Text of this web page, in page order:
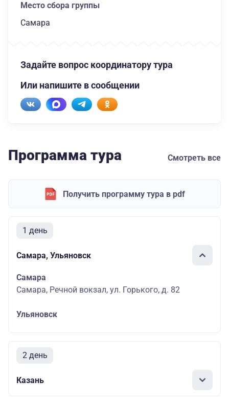
Место сбора группы
Самара
Задайте вопрос координатору тура
Или напишите в сообщении
Программа тура Смотреть все
Получить программу тура в pdf
1 день
Самара, Ульяновск
Самара
Самара, Речной вокзал, ул. Горького, д. 82
Ульяновск
2 день
Казань